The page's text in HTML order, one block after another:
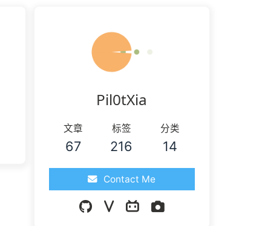
Pil0tXia
文章
67
标签
216
分类
14
Contact Me